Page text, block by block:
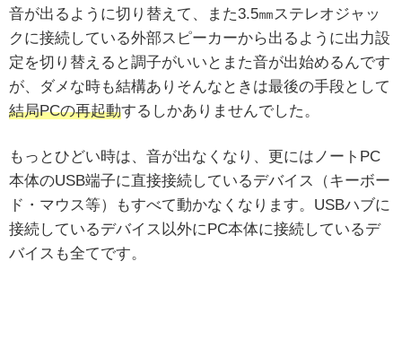
音が出るように切り替えて、また3.5㎜ステレオジャッ
クに接続している外部スピーカーから出るように出力設
定を切り替えると調子がいいとまた音が出始めるんです
が、ダメな時も結構ありそんなときは最後の手段として
結局PCの再起動するしかありませんでした。
もっとひどい時は、音が出なくなり、更にはノートPC
本体のUSB端子に直接接続しているデバイス（キーボー
ド・マウス等）もすべて動かなくなります。USBハブに
接続しているデバイス以外にPC本体に接続しているデ
バイスも全てです。